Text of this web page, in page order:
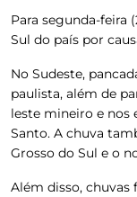
Para segunda-feira
Sul do país por
No Sudeste,
paulista, além de
leste mineiro e nos
Santo. A chuva
Grosso do Sul e o
Além disso, chuvas